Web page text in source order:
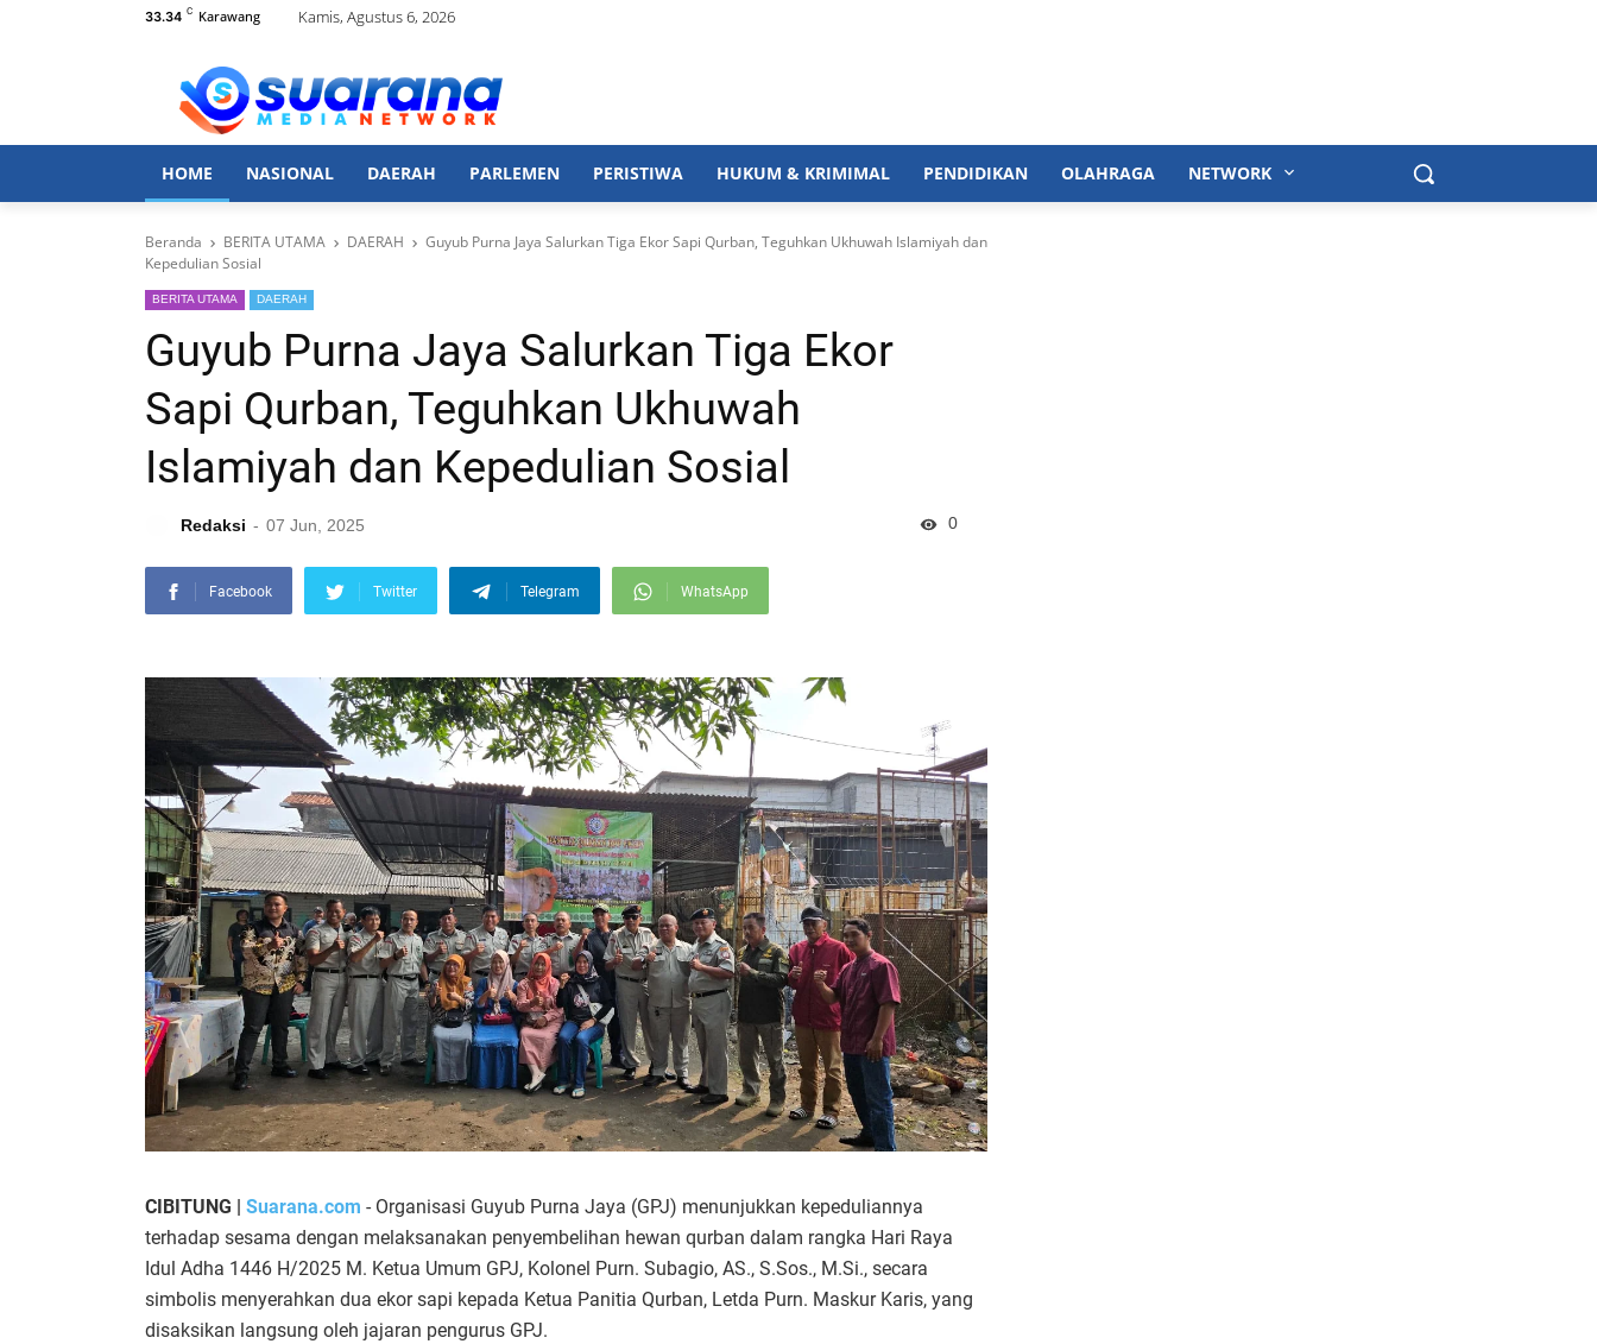
33.34 C Karawang Kamis, Agustus 6, 2026
HOME NASIONAL DAERAH PARLEMEN PERISTIWA HUKUM & KRIMIMAL PENDIDIKAN OLAHRAGA NETWORK
Beranda BERITA UTAMA DAERAH
Guyub Purna Jaya Salurkan Tiga Ekor Sapi Qurban, Teguhkan Ukhuwah Islamiyah dan
Kepedulian Sosial
BERITA UTAMA DAERAH
Guyub Purna Jaya Salurkan Tiga Ekor
Sapi Qurban, Teguhkan Ukhuwah
Islamiyah dan Kepedulian Sosial
Redaksi 07 Jun, 2025 0
Facebook Twitter Telegram WhatsApp
CIBITUNG | Suarana.com - Organisasi Guyub Purna Jaya (GPJ) menunjukkan kepeduliannya
terhadap sesama dengan melaksanakan penyembelihan hewan qurban dalam rangka Hari Raya
Idul Adha 1446 H/2025 M. Ketua Umum GPJ, Kolonel Purn. Subagio, AS., S.Sos., M.Si., secara
simbolis menyerahkan dua ekor sapi kepada Ketua Panitia Qurban, Letda Purn. Maskur Karis, yang
disaksikan langsung oleh jajaran pengurus GPJ.